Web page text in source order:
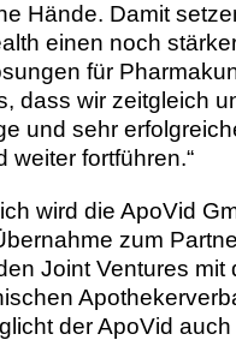
Hände. Damit
einen noch
für
dass wir zeitgleich
und sehr
weiter fortführen.“
wird die ApoVid
zum
Joint Ventures mit
der ApoVid